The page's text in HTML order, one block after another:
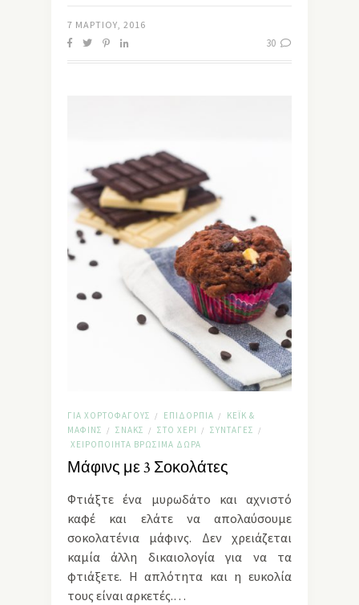
7 ΜΑΡΤΊΟΥ, 2016
30
ΓΙΑ ΧΟΡΤΟΦΆΓΟΥΣ / ΕΠΙΔΌΡΠΙΑ /
ΚΈΙΚ &
ΜΆΦΙΝΣ
/ ΣΝΑΚΣ / ΣΤΟ ΧΈΡΙ / ΣΥΝΤΑΓΈΣ /
ΧΕΙΡΟΠΟΊΗΤΑ ΒΡΏΣΙΜΑ ΔΏΡΑ
Μάφινς με 3 Σοκολάτες
Φτιάξτε ένα μυρωδάτο και αχνιστό
καφέ και ελάτε να απολαύσουμε
σοκολατένια μάφινς. Δεν χρειάζεται
καμία άλλη δικαιολογία για να τα
φτιάξετε. Η απλότητα και η ευκολία
τους είναι αρκετές.…